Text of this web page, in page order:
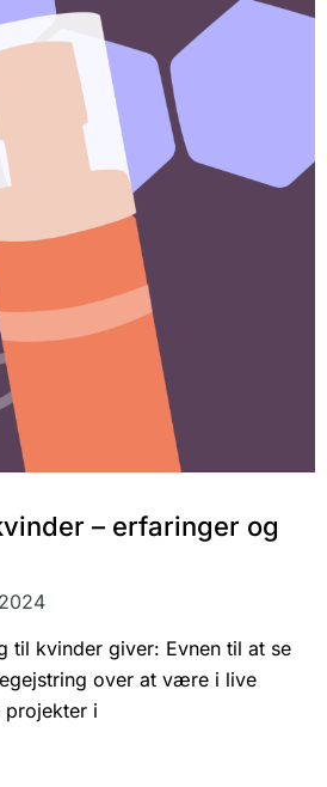
– erfaringer og
til kvinder giver: Evnen til at se
over at være i live
i